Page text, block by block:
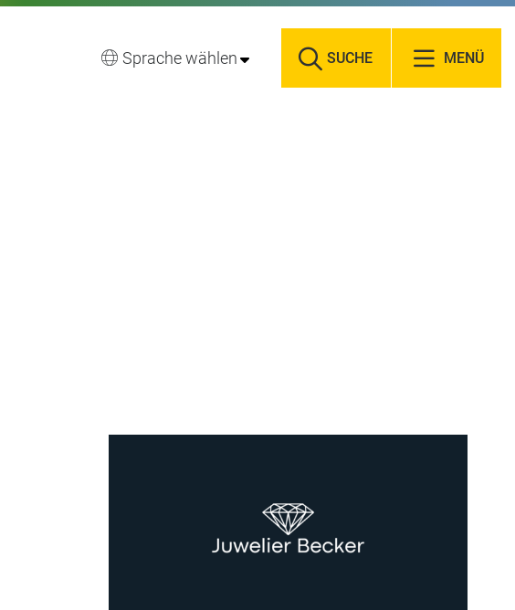
Sprache wählen SUCHE MENÜ